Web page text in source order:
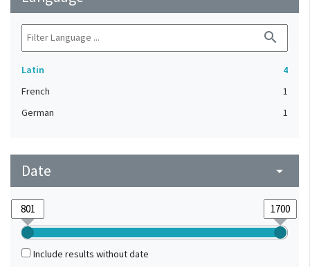
search
Latin
4
French
1
German
1
Date arrow_drop_down
Include results without date